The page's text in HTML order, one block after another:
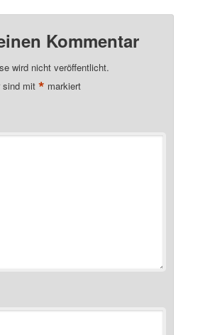
Kommentar
wird nicht veröffentlicht.
sind mit* markiert